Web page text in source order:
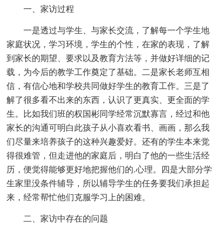
一、家访过程
一是透过与学生、与家长交流，了解每一个学生地
家庭状况，学习环境，学生的个性，在家的表现，了解
到家长的期望、要求以及教育方法等，并做好详细的记
载，为今后的教学工作奠定了基础。二是家长老师互相
信，有信心地和学校共同做好学生的教育工作。三是了
解了很多看不出来的东西，认识了更真实、更全面的学
生。比如我们班的权国彬同学经常沉默寡言，经过和他
家长的沟通可明白此孩子从小喜欢看书、画画，那么我
们尽量来培养孩子的这种兴趣爱好。还有的学生本来觉
得很难管，但走进他的家庭后，明白了他的一些生活经
历，便觉得能够更好地把握他们的.心理。四是大部分学
生家里没条件辅导，所以辅导学生的任务要我们承担起
来，经常帮忙他们克服学习上的困难。
二、家访中存在的问题